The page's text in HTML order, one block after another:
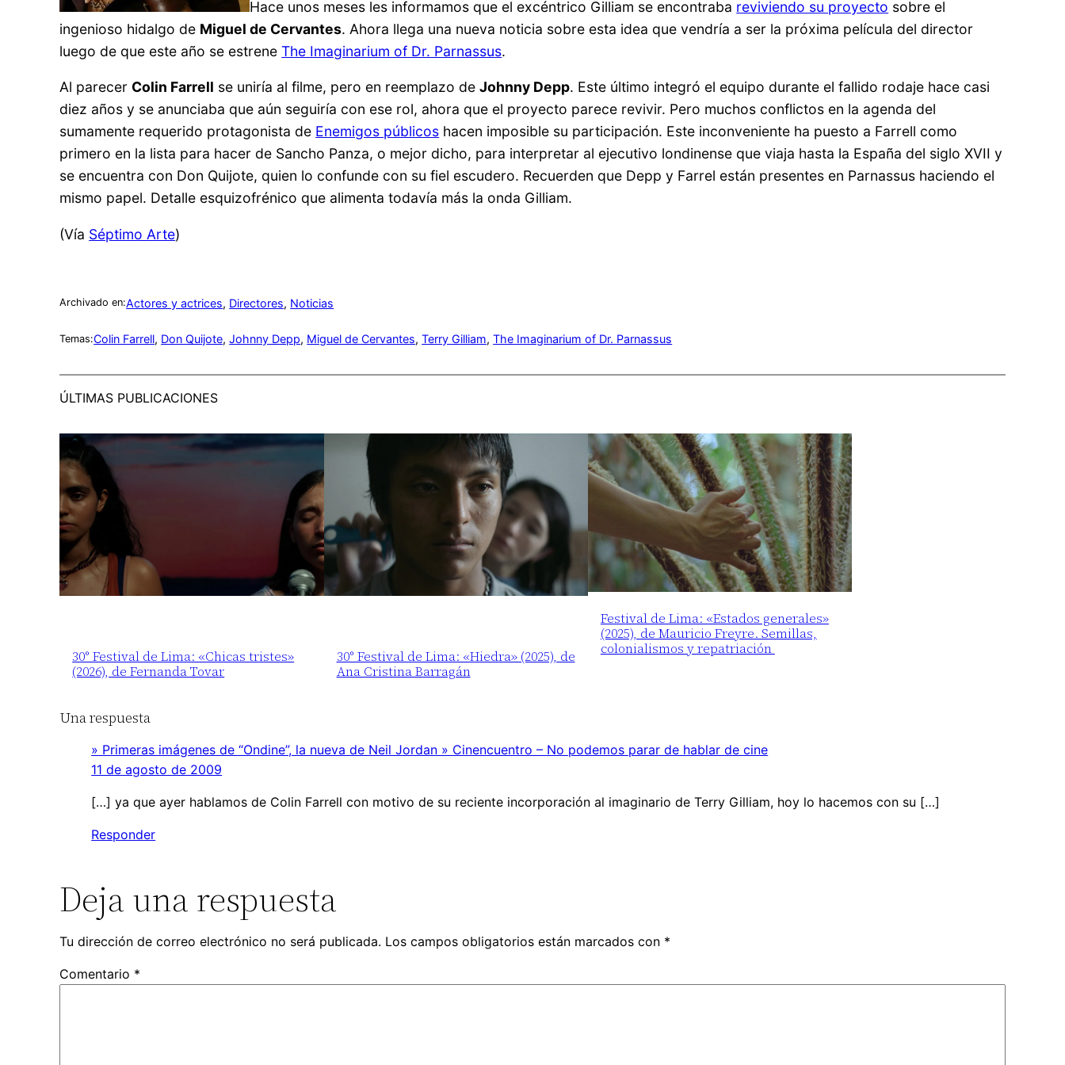
Hace unos meses les informamos que el excéntrico Gilliam se encontraba reviviendo su proyecto sobre el
ingenioso hidalgo de Miguel de Cervantes. Ahora llega una nueva noticia sobre esta idea que vendría a ser la próxima película del director
luego de que este año se estreneThe Imaginarium of Dr. Parnassus.
Al parecer Colin Farrell se uniría al filme, pero en reemplazo deJohnny Depp. Este último integró el equipo durante el fallido rodaje hace casi
diez años y se anunciaba que aún seguiría con ese rol, ahora que el proyecto parece revivir. Pero muchos conflictos en la agenda del
sumamente requerido protagonista de Enemigos públicos hacen imposible su participación. Este inconveniente ha puesto a Farrell como
primero en la lista para hacer de Sancho Panza, o mejor dicho, para interpretar al ejecutivo londinense que viaja hasta la España del siglo XVII y
se encuentra con Don Quijote, quien lo confunde con su fiel escudero. Recuerden que Depp y Farrel están presentes en Parnassus haciendo el
mismo papel. Detalle esquizofrénico que alimenta todavía más la onda Gilliam.
(Vía Séptimo Arte)
Archivado en:Actores y actrices, Directores, Noticias
Temas:Colin Farrell, Don Quijote, Johnny Depp, Miguel de Cervantes, Terry Gilliam, The Imaginarium of Dr. Parnassus
ÚLTIMAS PUBLICACIONES
30° Festival de Lima: «Chicas tristes»
(2026), de Fernanda Tovar
30° Festival de Lima: «Hiedra» (2025), de
Ana Cristina Barragán
Festival de Lima: «Estados generales»
(2025), de Mauricio Freyre. Semillas,
colonialismos y repatriación
Una respuesta
» Primeras imágenes de “Ondine”, la nueva de Neil Jordan » Cinencuentro – No podemos parar de hablar de cine
11 de agosto de 2009
[…] ya que ayer hablamos de Colin Farrell con motivo de su reciente incorporación al imaginario de Terry Gilliam, hoy lo hacemos con su […]
Responder
Deja una respuesta
Tu dirección de correo electrónico no será publicada. Los campos obligatorios están marcados con *
Comentario *